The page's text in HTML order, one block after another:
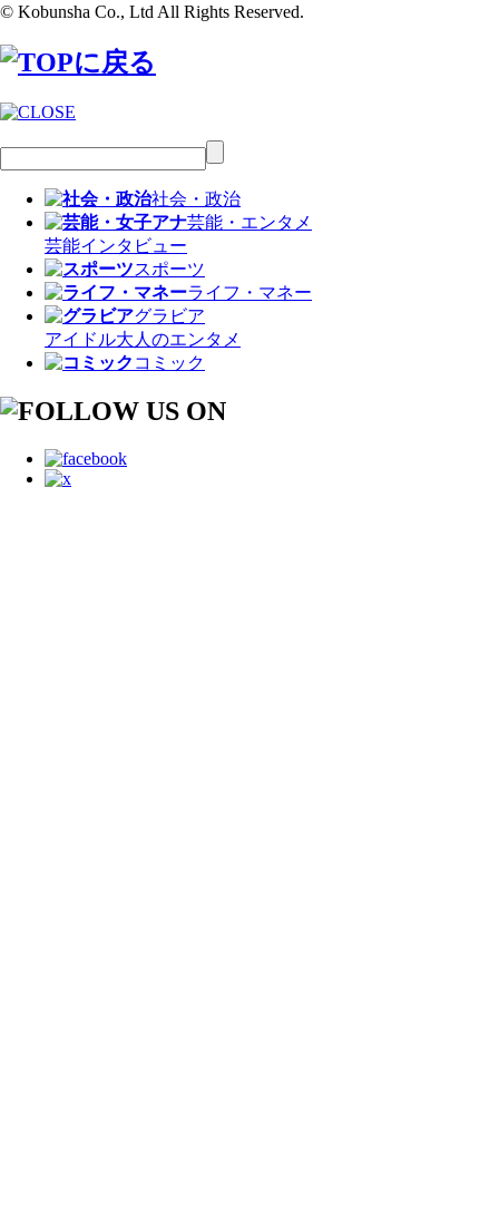
© Kobunsha Co., Ltd All Rights Reserved.
社会・政治
芸能・エンタメ
芸能インタビュー
スポーツ
ライフ・マネー
グラビア
アイドル大人のエンタメ
コミック